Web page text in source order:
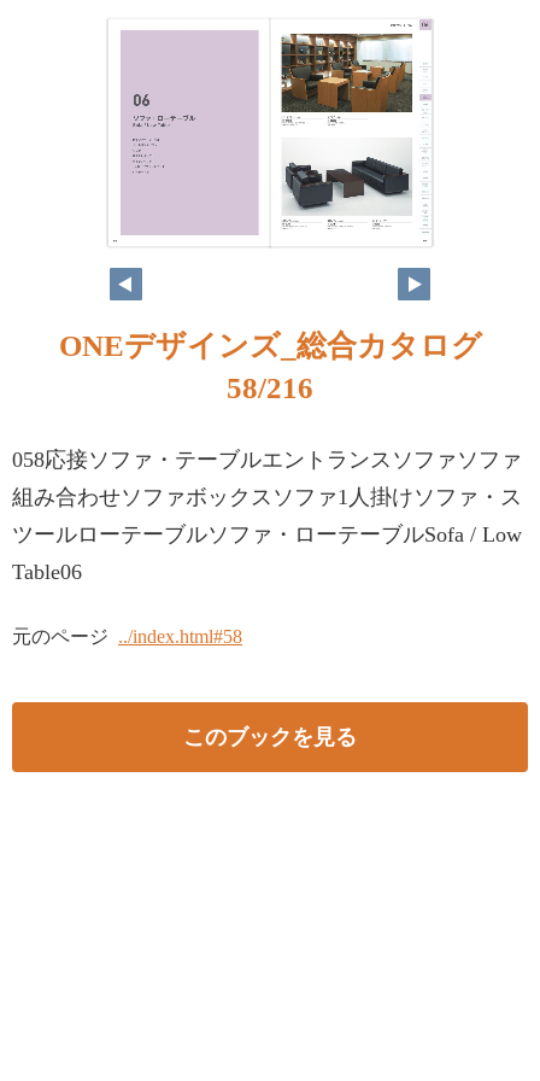
ONEデザインズ_総合カタログ
58/216
058応接ソファ・テーブルエントランスソファソファ
組み合わせソファボックスソファ1人掛けソファ・ス
ツールローテーブルソファ・ローテーブルSofa / Low
Table06
元のページ ../index.html#58
このブックを見る